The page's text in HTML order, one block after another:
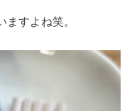
すよね笑。